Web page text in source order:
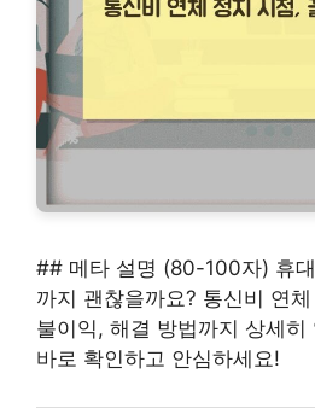
## 메타 설명 (80-100자) 휴
까지 괜찮을까요? 통신비 연
불이익, 해결 방법까지 상세히
바로 확인하고 안심하세요!